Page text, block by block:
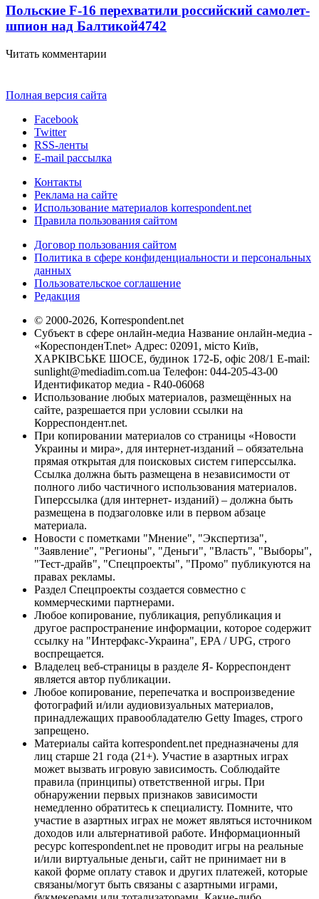
Польские F-16 перехватили российский самолет-
шпион над Балтикой4742
Читать комментарии
Полная версия сайта
Facebook
Twitter
RSS-ленты
E-mail рассылка
Контакты
Реклама на сайте
Использование материалов korrespondent.net
Правила пользования сайтом
Договор пользования сайтом
Политика в сфере конфиденциальности и персональных
данных
Пользовательское соглашение
Редакция
© 2000-2026, Korrespondent.net
Субъект в сфере онлайн-медиа Название онлайн-медиа -
«КореспонденТ.net» Адрес: 02091, місто Київ,
ХАРКІВСЬКЕ ШОСЕ, будинок 172-Б, офіс 208/1 E-mail:
sunlight@mediadim.com.ua Телефон: 044-205-43-00
Идентификатор медиа - R40-06068
Использование любых материалов, размещённых на
сайте, разрешается при условии ссылки на
Корреспондент.net.
При копировании материалов со страницы «Новости
Украины и мира», для интернет-изданий – обязательна
прямая открытая для поисковых систем гиперссылка.
Ссылка должна быть размещена в независимости от
полного либо частичного использования материалов.
Гиперссылка (для интернет- изданий) – должна быть
размещена в подзаголовке или в первом абзаце
материала.
Новости с пометками "Мнение", "Экспертиза",
"Заявление", "Регионы", "Деньги", "Власть", "Выборы",
"Тест-драйв", "Спецпроекты", "Промо" публикуются на
правах рекламы.
Раздел Спецпроекты создается совместно с
коммерческими партнерами.
Любое копирование, публикация, републикация и
другое распространение информации, которое содержит
ссылку на "Интерфакс-Украина", EPA / UPG, строго
воспрещается.
Владелец веб-страницы в разделе Я- Корреспондент
является автор публикации.
Любое копирование, перепечатка и воспроизведение
фотографий и/или аудиовизуальных материалов,
принадлежащих правообладателю Getty Images, строго
запрещено.
Материалы сайта korrespondent.net предназначены для
лиц старше 21 года (21+). Участие в азартных играх
может вызвать игровую зависимость. Соблюдайте
правила (принципы) ответственной игры. При
обнаружении первых признаков зависимости
немедленно обратитесь к специалисту. Помните, что
участие в азартных играх не может являться источником
доходов или альтернативой работе. Информационный
ресурс korrespondent.net не проводит игры на реальные
и/или виртуальные деньги, сайт не принимает ни в
какой форме оплату ставок и других платежей, которые
связаны/могут быть связаны с азартными играми,